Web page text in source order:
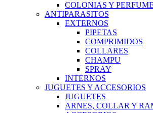
COLONIAS Y
ANTIPARASITOS
EXTERNOS
PIPETAS
COMPRIMIDOS
COLLARES
CHAMPU
SPRAY
INTERNOS
JUGUETES Y ACCESORIOS
JUGUETES
ARNES, COLLAR Y